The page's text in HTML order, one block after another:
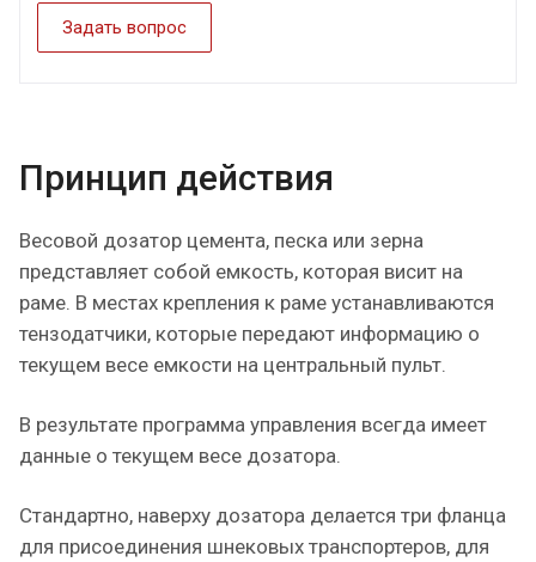
Задать вопрос
Принцип действия
Весовой дозатор цемента, песка или зерна
представляет собой емкость, которая висит на
раме. В местах крепления к раме устанавливаются
тензодатчики, которые передают информацию о
текущем весе емкости на центральный пульт.
В результате программа управления всегда имеет
данные о текущем весе дозатора.
Стандартно, наверху дозатора делается три фланца
для присоединения шнековых транспортеров, для